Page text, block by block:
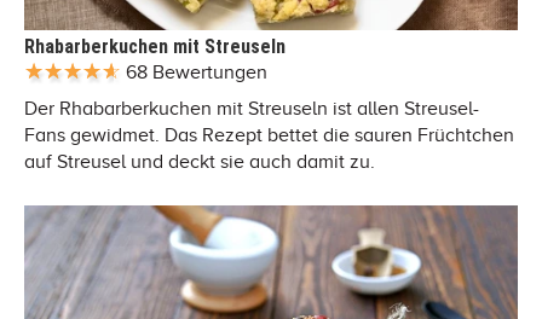
Rhabarberkuchen mit Streuseln
68 Bewertungen
Der Rhabarberkuchen mit Streuseln ist allen Streusel-
Fans gewidmet. Das Rezept bettet die sauren Früchtchen
auf Streusel und deckt sie auch damit zu.